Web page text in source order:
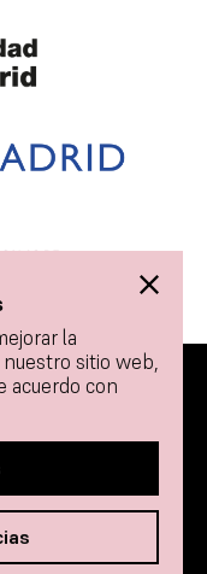
los derechos
de uso
la
nuestro sitio web,
acuerdo con